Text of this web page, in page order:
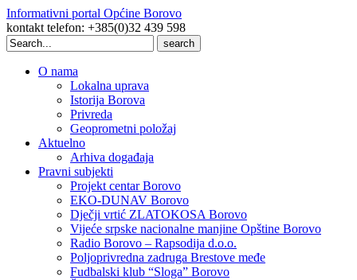
Informativni portal Općine Borovo
kontakt telefon: +385(0)32 439 598
Search
for:
O nama
Lokalna uprava
Istorija Borova
Privreda
Geoprometni položaj
Aktuelno
Arhiva događaja
Pravni subjekti
Projekt centar Borovo
EKO-DUNAV Borovo
Dječji vrtić ZLATOKOSA Borovo
Vijeće srpske nacionalne manjine Opštine Borovo
Radio Borovo – Rapsodija d.o.o.
Poljoprivredna zadruga Brestove međe
Fudbalski klub “Sloga” Borovo